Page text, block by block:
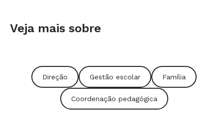
Daniel Alvarenga, em Belo Horizonte,
cartazes educativos ajudaram a construir
uma nova realidade educacional. Foto: Leo
Drumond
Veja mais sobre
Direção Gestão escolar Família
Coordenação pedagógica